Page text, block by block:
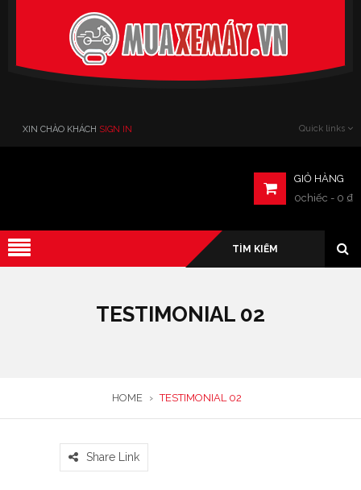
XIN CHÀO KHÁCH SIGN IN Quick links
GIỎ HÀNG
0chiếc - 0 ₫
TESTIMONIAL 02
HOME › TESTIMONIAL 02
Share Link